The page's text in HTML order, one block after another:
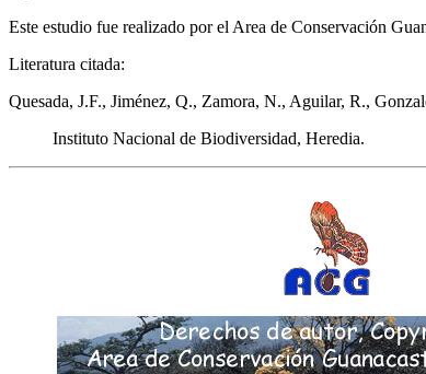
Este estudio fue realizado por el Area de Conservación
Literatura citada:
Quesada, J.F., Jiménez, Q., Zamora, N., Aguilar, R.,
Instituto Nacional de Biodiversidad, Heredia.